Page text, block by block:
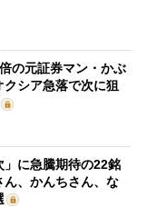
の元証券マン・かぶ
クシア急落で次に狙
」に急騰期待の22銘
、かんちさん、な